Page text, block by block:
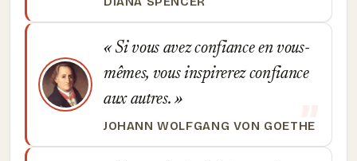
Si vous avez confiance en vous-
mêmes, vous inspirerez confiance
aux autres.
JOHANN WOLFGANG VON GOETHE